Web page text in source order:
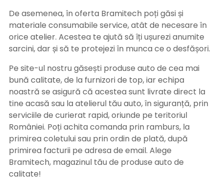
De asemenea, în oferta Bramitech poți găsi și
materiale consumabile service, atât de necesare în
orice atelier. Acestea te ajută să îți ușurezi anumite
sarcini, dar și să te protejezi în munca ce o desfășori.
Pe site-ul nostru găsești produse auto de cea mai
bună calitate, de la furnizori de top, iar echipa
noastră se asigură că acestea sunt livrate direct la
tine acasă sau la atelierul tău auto, în siguranță, prin
serviciile de curierat rapid, oriunde pe teritoriul
României. Poți achita comanda prin ramburs, la
primirea coletului sau prin ordin de plată, după
primirea facturii pe adresa de email. Alege
Bramitech, magazinul tău de produse auto de
calitate!